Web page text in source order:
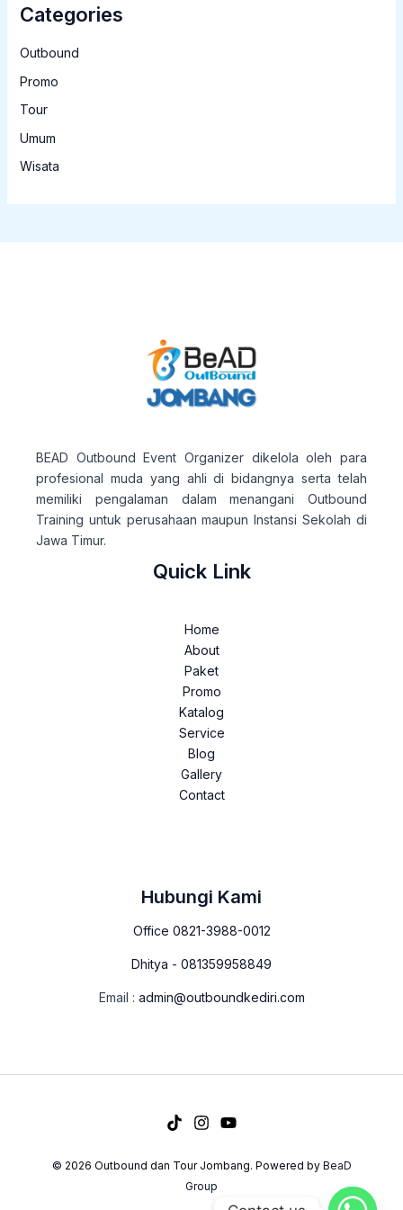
Categories
Outbound
Promo
Tour
Umum
Wisata
BEAD Outbound Event Organizer dikelola oleh para
profesional muda yang ahli di bidangnya serta telah
memiliki pengalaman dalam menangani Outbound
Training untuk perusahaan maupun Instansi Sekolah di
Jawa Timur.
Quick Link
Home
About
Paket
Promo
Katalog
Service
Blog
Gallery
Contact
Hubungi Kami
Office 0821-3988-0012
Dhitya - 081359958849
Email : admin@outboundkediri.com
© 2026 Outbound dan Tour Jombang. Powered byBeaD
Group